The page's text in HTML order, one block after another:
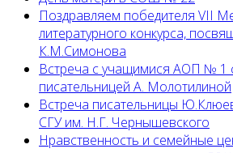
Поздравляем победителя VII
литературного конкурса,
К.М.Симонова
Встреча с учащимися АОП № 1
писательницей А. Молотилиной
Встреча писательницы
СГУ им. Н.Г. Чернышевского
Нравственность и семейные